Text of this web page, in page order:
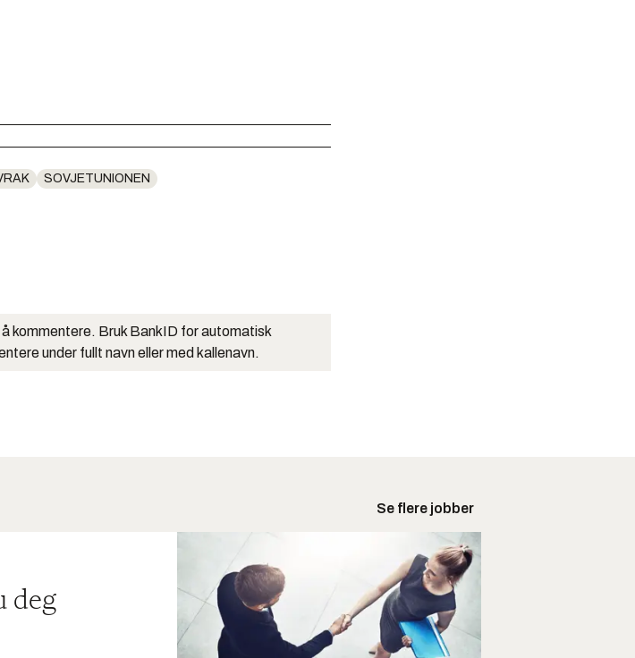
SOVJETUNIONEN
kommentere. Bruk BankID for automatisk
under fullt navn eller med kallenavn.
Se flere jobber
deg